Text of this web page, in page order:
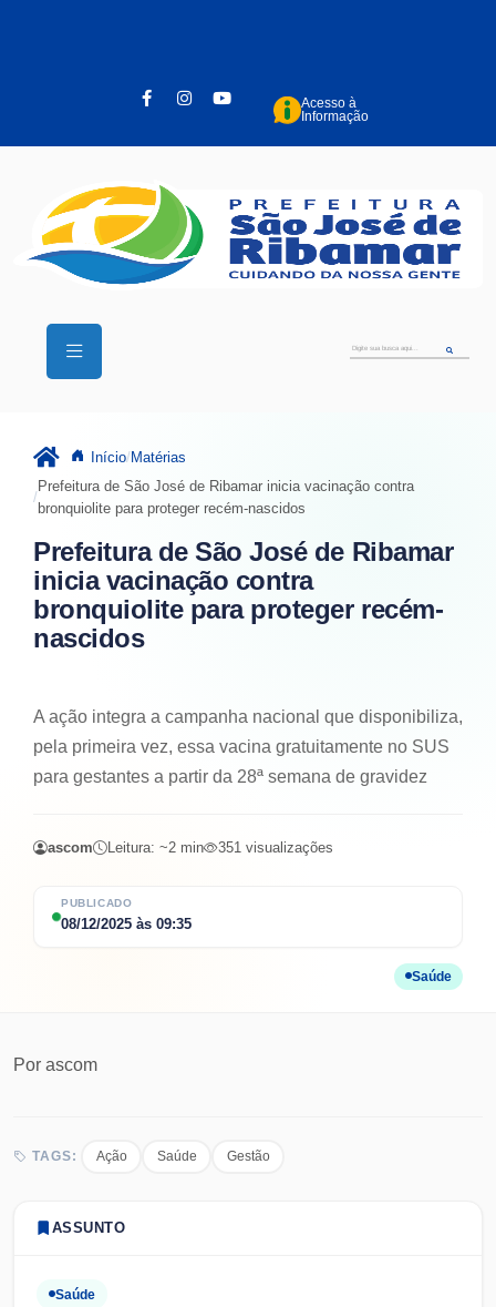
Acesso à
Informação
Início Matérias
Prefeitura de São José de Ribamar inicia vacinação contra
bronquiolite para proteger recém-nascidos
Prefeitura de São José de Ribamar
inicia vacinação contra
bronquiolite para proteger recém-
nascidos
PUBLICADO
08/12/2025 às 09:35
Saúde
A ação integra a campanha nacional que disponibiliza,
pela primeira vez, essa vacina gratuitamente no SUS
para gestantes a partir da 28ª semana de gravidez
ascom Leitura: ~2 min 351 visualizações
Por ascom
TAGS: Ação Saúde Gestão
ASSUNTO
Saúde